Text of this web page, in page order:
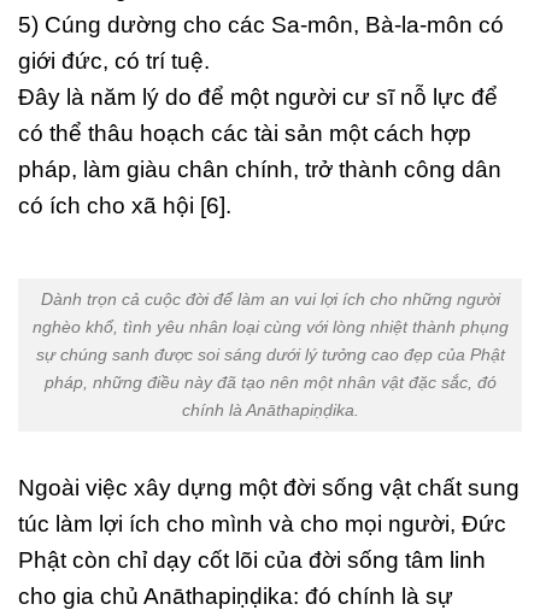
5) Cúng dường cho các Sa-môn, Bà-la-môn có
giới đức, có trí tuệ.
Đây là năm lý do để một người cư sĩ nỗ lực để
có thể thâu hoạch các tài sản một cách hợp
pháp, làm giàu chân chính, trở thành công dân
có ích cho xã hội [6].
Dành trọn cả cuộc đời để làm an vui lợi ích cho những người
nghèo khổ, tình yêu nhân loại cùng với lòng nhiệt thành phụng
sự chúng sanh được soi sáng dưới lý tưởng cao đẹp của Phật
pháp, những điều này đã tạo nên một nhân vật đặc sắc, đó
chính là Anāthapiṇḍika.
Ngoài việc xây dựng một đời sống vật chất sung
túc làm lợi ích cho mình và cho mọi người, Đức
Phật còn chỉ dạy cốt lõi của đời sống tâm linh
cho gia chủ Anāthapiṇḍika: đó chính là sự